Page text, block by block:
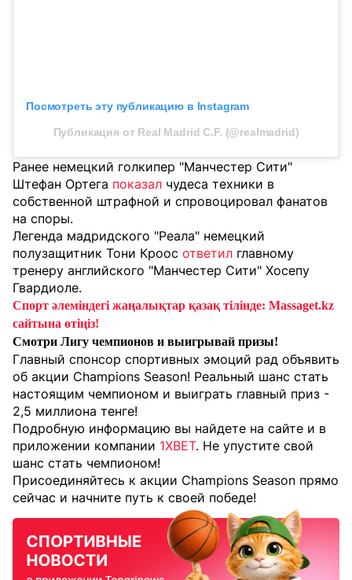
Посмотреть эту публикацию в Instagram
Публикация от Real Madrid C.F. (@realmadrid)
Ранее немецкий голкипер "Манчестер Сити"
Штефан Ортега показал чудеса техники в
собственной штрафной и спровоцировал фанатов
на споры.
Легенда мадридского "Реала" немецкий
полузащитник Тони Кроос ответил главному
тренеру английского "Манчестер Сити" Хосепу
Гвардиоле.
Спорт әлеміндегі жаңалықтар қазақ тілінде: Massaget.kz
сайтына өтіңіз!
Смотри Лигу чемпионов и выигрывай призы!
Главный спонсор спортивных эмоций рад объявить
об акции Champions Season! Реальный шанс стать
настоящим чемпионом и выиграть главный приз -
2,5 миллиона тенге!
Подробную информацию вы найдете на сайте и в
приложении компании 1XBET. Не упустите свой
шанс стать чемпионом!
Присоединяйтесь к акции Champions Season прямо
сейчас и начните путь к своей победе!